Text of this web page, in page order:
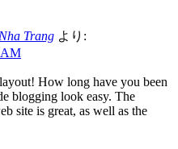
Trang より:
AM
How long have you been
blogging look easy. The
site is great, as well as the